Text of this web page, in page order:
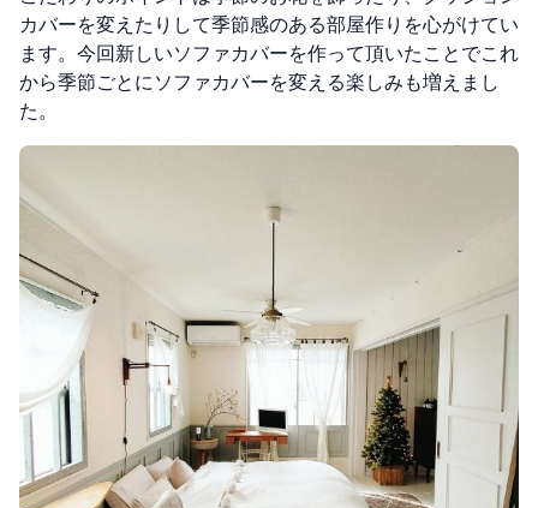
カバーを変えたりして季節感のある部屋作りを心がけてい
ます。 今回新しいソファカバーを作って頂いたことでこれ
から季節ごとにソファカバーを変える楽しみも増えまし
た。